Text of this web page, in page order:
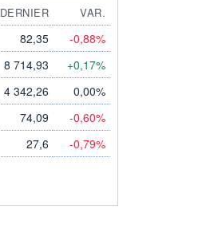
DERNIER
VAR.
82,35 -0,88%
8 714,93 +0,17%
4 342,26 0,00%
74,09 -0,60%
27,6 -0,79%